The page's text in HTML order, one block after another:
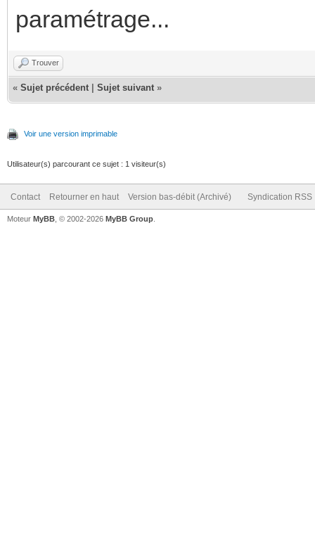
paramétrage...
Trouver
« Sujet précédent Sujet suivant »
Voir une version imprimable
Utilisateur(s) parcourant ce sujet : 1 visiteur(s)
Contact Retourner en haut Version bas-débit (Archivé) Syndication RSS
Moteur MyBB , © 2002-2026 MyBB Group